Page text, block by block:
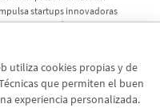
utiliza cookies propias y de
que permiten el buen
experiencia personalizada.
startups innovadoras
estratégico.